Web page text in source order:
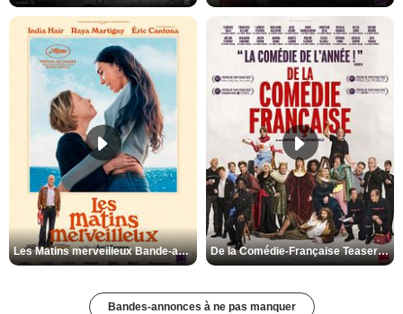
Les Matins merveilleux Bande-annonce VF De la Comédie-Française Teaser VF
Bandes-annonces à ne pas manquer